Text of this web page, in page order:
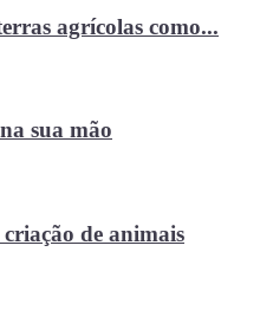
agrícolas como...
sua mão
de animais